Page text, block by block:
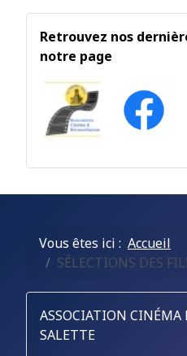
Retrouvez nos
notre page
Vous êtes ici : Accueil
SÉLECTIONS DES
ASSOCIATION CINÉMA
SALETTE